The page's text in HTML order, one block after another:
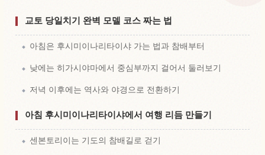
체험 찾기↗
교토 당일치기 완벽 모델 코스 짜는 법
아침은 후시미이나리타이샤 가는 법과 참배부터
낮에는 히가시야마에서 중심부까지 걸어서 둘러보기
저녁 이후에는 역사와 야경으로 전환하기
아침 후시미이나리타이샤에서 여행 리듬 만들기
센본토리이는 기도의 참배길로 걷기